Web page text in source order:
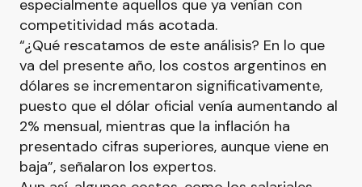
especialmente aquellos que ya venían con
competitividad más acotada.
“¿Qué rescatamos de este análisis? En lo que
va del presente año, los costos argentinos en
dólares se incrementaron significativamente,
puesto que el dólar oficial venía aumentando al
2% mensual, mientras que la inflación ha
presentado cifras superiores, aunque viene en
baja”, señalaron los expertos.